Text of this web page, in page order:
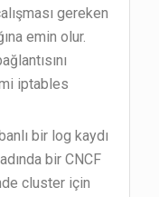
gereken
emin olur.
iptables
bir log kaydı
bir CNCF
cluster için